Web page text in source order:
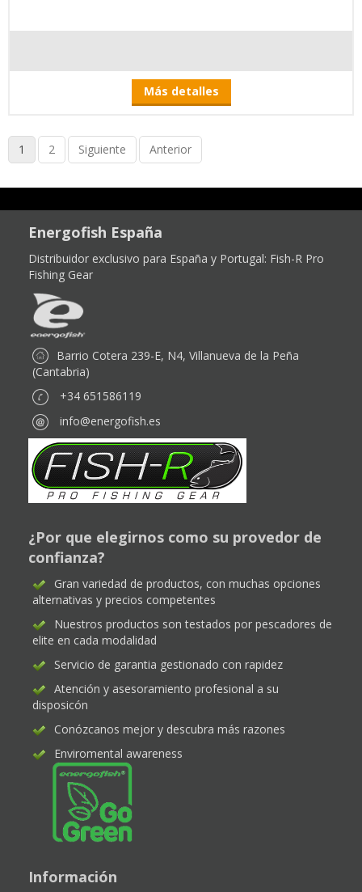
Más detalles
1 2 Siguiente Anterior
Energofish España
Distribuidor exclusivo para España y Portugal: Fish-R Pro
Fishing Gear
Barrio Cotera 239-E, N4, Villanueva de la Peña
(Cantabria)
+34 651586119
info@energofish.es
¿Por que elegirnos como su provedor de
confianza?
Gran variedad de productos, con muchas opciones
alternativas y precios competentes
Nuestros productos son testados por pescadores de
elite en cada modalidad
Servicio de garantia gestionado con rapidez
Atención y asesoramiento profesional a su
disposicón
Conózcanos mejor y descubra más razones
Enviromental awareness
Información